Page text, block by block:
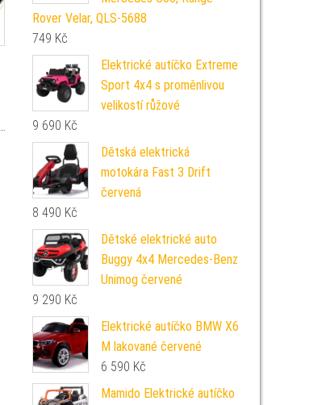
Rover Velar, QLS-5688
749 Kč
Elektrické autíčko Extreme
Sport 4x4 s proměnlivou
velikostí růžové
9 690 Kč
Dětská elektrická
motokára Fast 3 Drift
červená
8 490 Kč
Dětské elektrické auto
Buggy 4x4 Mercedes-Benz
Unimog červené
9 290 Kč
Elektrické autíčko BMW X6
M lakované červené
6 590 Kč
Mamido Elektrické autíčko